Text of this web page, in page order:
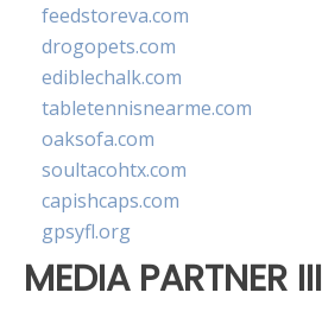
feedstoreva.com
drogopets.com
ediblechalk.com
tabletennisnearme.com
oaksofa.com
soultacohtx.com
capishcaps.com
gpsyfl.org
MEDIA PARTNER III